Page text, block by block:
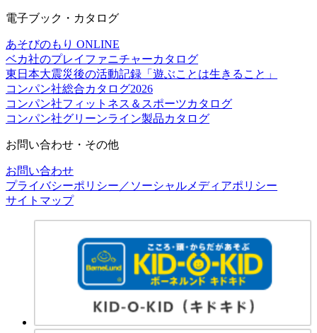
電子ブック・カタログ
あそびのもり ONLINE
ベカ社のプレイファニチャーカタログ
東日本大震災後の活動記録「遊ぶことは生きること」
コンパン社総合カタログ2026
コンパン社フィットネス＆スポーツカタログ
コンパン社グリーンライン製品カタログ
お問い合わせ・その他
お問い合わせ
プライバシーポリシー／ソーシャルメディアポリシー
サイトマップ